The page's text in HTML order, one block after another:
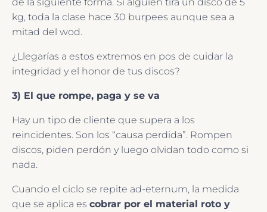
kg, toda la clase hace 30 burpees aunque sea a
mitad del wod.
¿Llegarías a estos extremos en pos de cuidar la
integridad y el honor de tus discos?
3) El que rompe, paga y se va
Hay un tipo de cliente que supera a los
reincidentes. Son los “causa perdida”. Rompen
discos, piden perdón y luego olvidan todo como si
nada.
Cuando el ciclo se repite ad-eternum, la medida
que se aplica es cobrar por el material roto y